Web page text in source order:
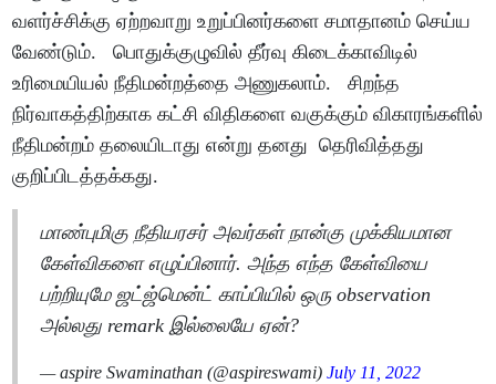
வளர்ச்சிக்கு ஏற்றவாறு உறுப்பினர்களை சமாதானம் செய்ய
வேண்டும். பொதுக்குழுவில் தீர்வு கிடைக்காவிடில்
உரிமையியல் நீதிமன்றத்தை அணுகலாம். சிறந்த
நிர்வாகத்திற்காக கட்சி விதிகளை வகுக்கும் விகாரங்களில்
நீதிமன்றம் தலையிடாது என்று தனது தெரிவித்தது
குறிப்பிடத்தக்கது.
மாண்புமிகு நீதியரசர் அவர்கள் நான்கு முக்கியமான
கேள்விகளை எழுப்பினார். அந்த எந்த கேள்வியை
பற்றியுமே ஜட்ஜ்மென்ட் காப்பியில் ஒரு observation
அல்லது remark இல்லையே ஏன்?
— aspire Swaminathan (@aspireswami)July 11, 2022